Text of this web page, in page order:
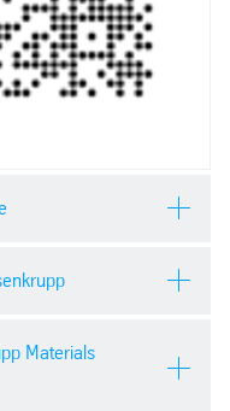
téléphone suivant en
téléphonique
aux coordonnées
Materials